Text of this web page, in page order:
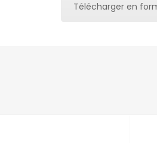
Télécharger en